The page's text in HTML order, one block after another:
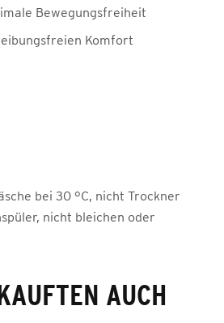
Bewegungsfreiheit
Komfort
bei 30 °C, nicht Trockner
nicht bleichen oder
AUCH